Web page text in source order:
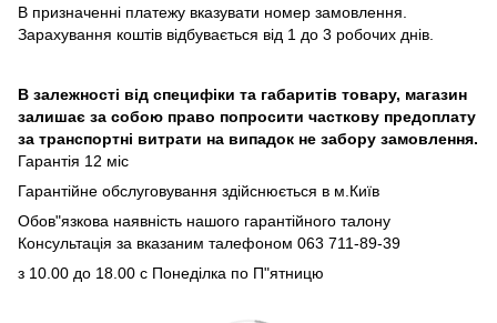
В призначенні платежу вказувати номер замовлення.
Зарахування коштів відбувається від 1 до 3 робочих днів.
В залежності від специфіки та габаритів товару, магазин
залишає за собою право попросити часткову предоплату
за транспортні витрати на випадок не забору замовлення.
Гарантія 12 міс
Гарантійне обслуговування здійснюється в м.Київ
Обов"язкова наявність нашого гарантійного талону
Консультація за вказаним талефоном 063 711-89-39
з 10.00 до 18.00 с Понеділка по П"ятницю